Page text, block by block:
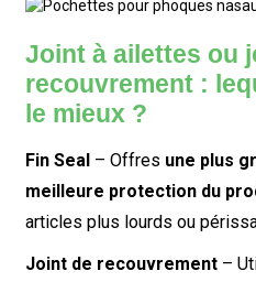
Joint à ailettes ou
recouvrement :
le mieux ?
Fin Seal– Offres une plus
meilleure protection du
articles plus lourds ou
Joint de recouvrement–